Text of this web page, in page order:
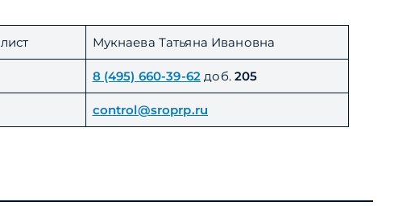
Мукнаева Татьяна Ивановна
8 (495) 660-39-62 доб. 205
control@sroprp.ru